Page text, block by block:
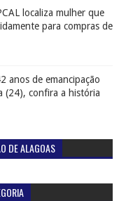
localiza mulher que
para compras de
anos de emancipação
(24), confira a história
DE ALAGOAS